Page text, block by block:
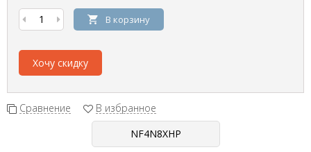
В корзину
Хочу скидку
Сравнение В избранное